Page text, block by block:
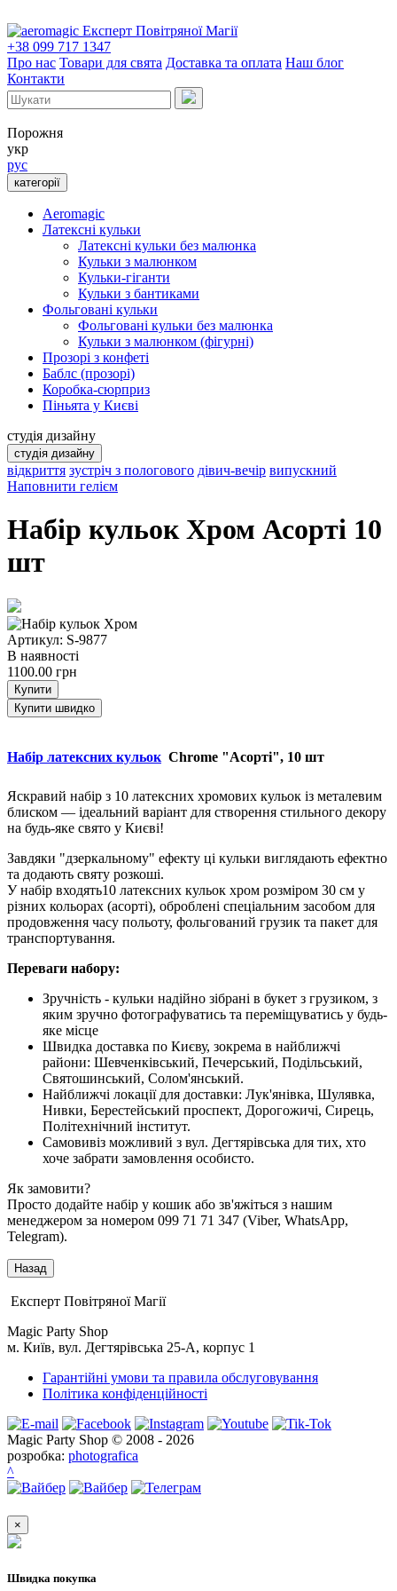
Експерт Повітряної Магії
+38 099 717 1347
Про нас Товари для свята Доставка та оплата Наш блог
Контакти
Порожня
укр
рус
категорії
Aeromagic
Латексні кульки
Латексні кульки без малюнка
Кульки з малюнком
Кульки-гіганти
Кульки з бантиками
Фольговані кульки
Фольговані кульки без малюнка
Кульки з малюнком (фігурні)
Прозорі з конфеті
Баблс (прозорі)
Коробка-сюрприз
Піньята у Києві
студія дизайну
студія дизайну
відкриття зустріч з пологового дівич-вечір випускний
Наповнити гелієм
Набір кульок Хром Асорті 10
шт
Артикул: S-9877
В наявності
1100.00 грн
Купити
Купити швидко
Набір латексних кульок Chrome "Асорті", 10 шт
Яскравий набір з 10 латексних хромових кульок із металевим
блиском — ідеальний варіант для створення стильного декору
на будь-яке свято у Києві!
Завдяки "дзеркальному" ефекту ці кульки виглядають ефектно
та додають святу розкоші.
У набір входять10 латексних кульок хром розміром 30 см у
різних кольорах (асорті), оброблені спеціальним засобом для
продовження часу польоту, фольгований грузик та пакет для
транспортування.
Переваги набору:
Зручність - кульки надійно зібрані в букет з грузиком, з
яким зручно фотографуватись та переміщуватись у будь-
яке місце
Швидка доставка по Києву, зокрема в найближчі
райони: Шевченківський, Печерський, Подільський,
Святошинський, Солом'янський.
Найближчі локації для доставки: Лук'янівка, Шулявка,
Нивки, Берестейський проспект, Дорогожичі, Сирець,
Політехнічний інститут.
Самовивіз можливий з вул. Дегтярівська для тих, хто
хоче забрати замовлення особисто.
Як замовити?
Просто додайте набір у кошик або зв'яжіться з нашим
менеджером за номером 099 71 71 347 (Viber, WhatsApp,
Telegram).
Експерт Повітряної Магії
Magic Party Shop
м. Київ, вул. Дегтярівська 25-А, корпус 1
Гарантійні умови та правила обслуговування
Політика конфіденційності
Magic Party Shop © 2008 - 2026
розробка: photografica
^
×
Швидка покупка